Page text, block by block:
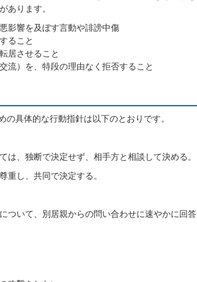
あります。
影響を及ぼす言動や誹謗中傷
ること
居させること
流）を、特段の理由なく拒否すること
具体的な行動指針は以下のとおりです。
は、独断で決定せず、相手方と相談して決める。
重し、共同で決定する。
ついて、別居親からの問い合わせに速やかに回答